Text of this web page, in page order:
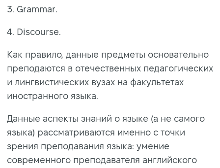
3. Grammar.
4. Discourse.
Как правило, данные предметы основательно
преподаются в отечественных педагогических
и лингвистических вузах на факультетах
иностранного языка.
Данные аспекты знаний о языке (а не самого
языка) рассматриваются именно с точки
зрения преподавания языка: умение
современного преподавателя английского